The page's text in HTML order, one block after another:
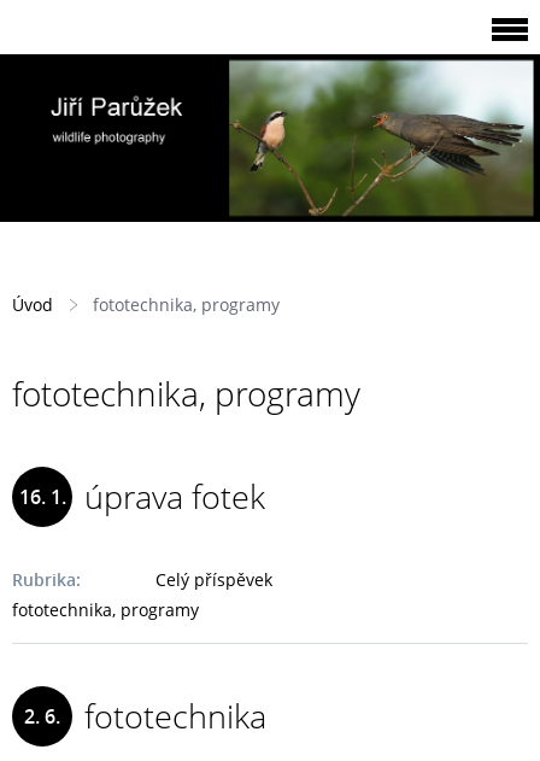
Úvod fototechnika, programy
fototechnika, programy
16. 1. úprava fotek
Celý příspěvek
Rubrika:
fototechnika, programy
2. 6. fototechnika